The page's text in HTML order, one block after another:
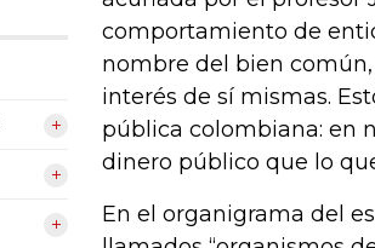
comportamiento de
nombre del bien
interés de sí mismas.
pública colombiana: en
dinero público que lo
En el organigrama del